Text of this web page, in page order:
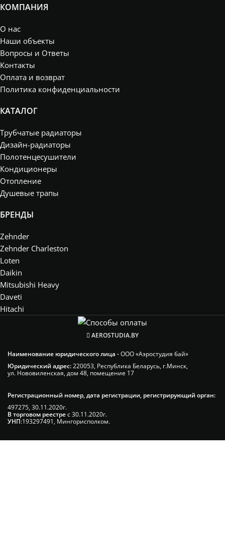
КОМПАНИЯ
О нас
Наши объекты
Вопросы и Ответы
Контакты
Оплата и возврат
Политика конфиденциальности
КАТАЛОГ
Трубчатые радиаторы
Дизайн-радиаторы
Полотенцесушители
Кондиционеры
Отопление
Душевые трапы
БРЕНДЫ
Zehnder
Zehnder Charleston
Loten
Daikin
Mitsubishi Heavy
Daveti
Hitachi
AEROSTUDIA.BY
Наименование юридического лица -ООО «Аэростудия бай»
Юридический адрес:220053, Республика Беларусь, г.Минск,
ул. Нововиленская, дом 48, помещение 17
Регистрационный номер, дата регистрации, регистрирующий орган:
497275, 30.11.2020г.
В торговом реестрес 30.11.2020г.
УНП:193297491, Мингорисполком.